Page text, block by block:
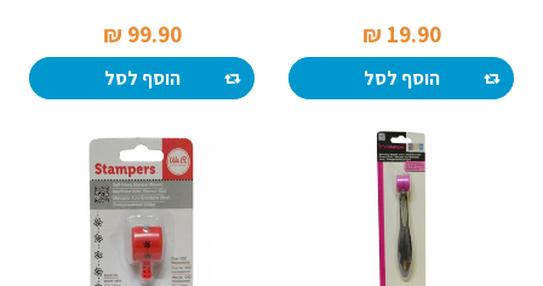
19.90 ₪‎
הוסף לסל
99.90 ₪‎
הוסף לסל